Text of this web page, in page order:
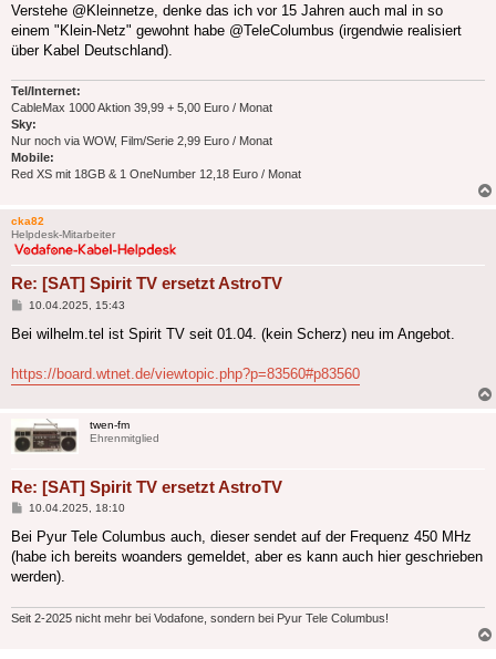
Verstehe @Kleinnetze, denke das ich vor 15 Jahren auch mal in so
einem "Klein-Netz" gewohnt habe @TeleColumbus (irgendwie realisiert
über Kabel Deutschland).
Tel/Internet:
CableMax 1000 Aktion 39,99 + 5,00 Euro / Monat
Sky:
Nur noch via WOW, Film/Serie 2,99 Euro / Monat
Mobile:
Red XS mit 18GB & 1 OneNumber 12,18 Euro / Monat
cka82
Helpdesk-Mitarbeiter
Re: [SAT] Spirit TV ersetzt AstroTV
Beitrag
10.04.2025, 15:43
Bei wilhelm.tel ist Spirit TV seit 01.04. (kein Scherz) neu im Angebot.
https://board.wtnet.de/viewtopic.php?p=83560#p83560
twen-fm
Ehrenmitglied
Re: [SAT] Spirit TV ersetzt AstroTV
Beitrag
10.04.2025, 18:10
Bei Pyur Tele Columbus auch, dieser sendet auf der Frequenz 450 MHz
(habe ich bereits woanders gemeldet, aber es kann auch hier geschrieben
werden).
Seit 2-2025 nicht mehr bei Vodafone, sondern bei Pyur Tele Columbus!